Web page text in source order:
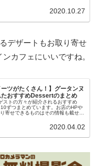
2020.10.27
デザートもお取り寄せ
カフェにいいですね。
ーツがたくさん！】グータンヌ
たおすすめDessertのまとめ
ストの方々が紹介されるおすすめ
ずつまとめています。お店のHPや
寄せできるものはその情報も載せて
2020.04.02